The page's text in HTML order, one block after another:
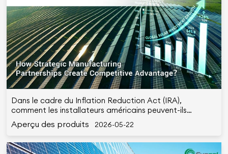
Dans le cadre du Inflation Reduction Act (IRA),
comment les installateurs américains peuvent-ils
maximiser leurs profits en s'associant avec des
fabricants chinois de premier plan ?
Aperçu des produits 2026-05-22